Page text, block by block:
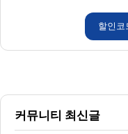
할인코
커뮤니티 최신글